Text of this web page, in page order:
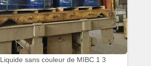
Liquide sans couleur de MIBC 1 3